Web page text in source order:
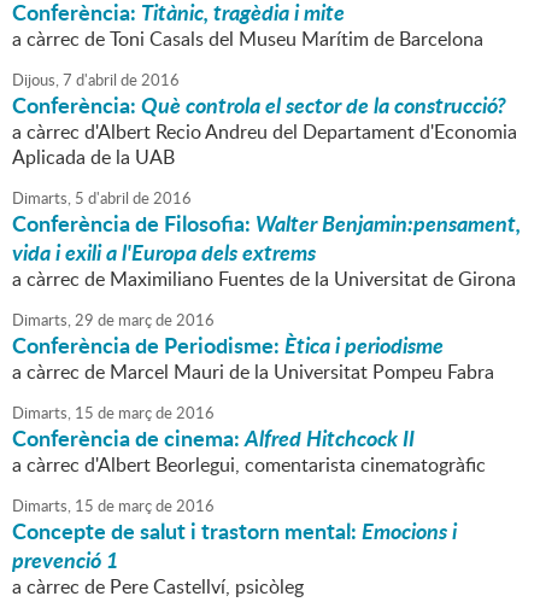
Conferència: Titànic, tragèdia i mite
a càrrec de Toni Casals del Museu Marítim de Barcelona
Dijous,7 d'abril de2016
Conferència:Què controla el sector de la construcció?
a càrrec d'Albert Recio Andreu del Departament d'Economia
Aplicada de la UAB
Dimarts, 5 d'abril de2016
Conferència de Filosofia: Walter Benjamin:pensament,
vida i exili a l'Europa dels extrems
a càrrec de Maximiliano Fuentes de la Universitat de Girona
Dimarts,29 de marçde2016
Conferència de Periodisme:Ètica i periodisme
a càrrec de Marcel Mauri de la Universitat Pompeu Fabra
Dimarts, 15 de marçde2016
Conferència de cinema:Alfred Hitchcock II
a càrrec d'Albert Beorlegui, comentarista cinematogràfic
Dimarts, 15 de marçde2016
Concepte de salut i trastorn mental:Emocions i
prevenció 1
a càrrec de Pere Castellví, psicòleg